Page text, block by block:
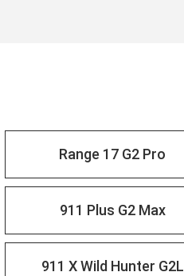
Range 17 G2 Pro
911 Plus G2 Max
911 X Wild Hunter G2L